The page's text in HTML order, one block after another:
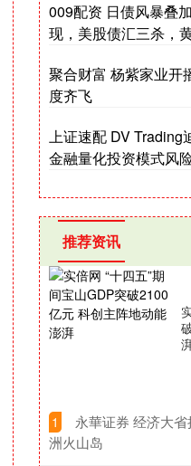
009配资 日债风暴叠
现，美股债汇三杀，
聚合财富 杨紫家业开
度齐飞
上证速配 DV Trading
金融量化投资模式风
推荐资讯
1
永華证券 经济大
洲火山岛​